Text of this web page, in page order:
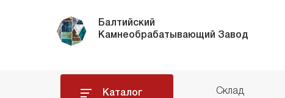
Балтийский
Камнеобрабатывающий Завод
Каталог Склад